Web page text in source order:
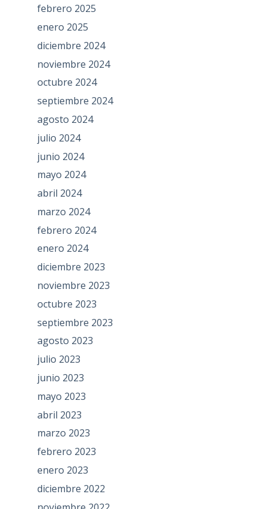
febrero 2025
enero 2025
diciembre 2024
noviembre 2024
octubre 2024
septiembre 2024
agosto 2024
julio 2024
junio 2024
mayo 2024
abril 2024
marzo 2024
febrero 2024
enero 2024
diciembre 2023
noviembre 2023
octubre 2023
septiembre 2023
agosto 2023
julio 2023
junio 2023
mayo 2023
abril 2023
marzo 2023
febrero 2023
enero 2023
diciembre 2022